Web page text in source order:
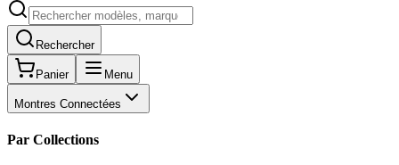
Rechercher
Panier Menu
Montres Connectées
Par Collections